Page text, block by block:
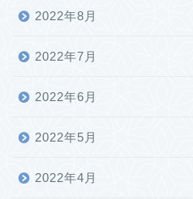
2022年8月
2022年7月
2022年6月
2022年5月
2022年4月